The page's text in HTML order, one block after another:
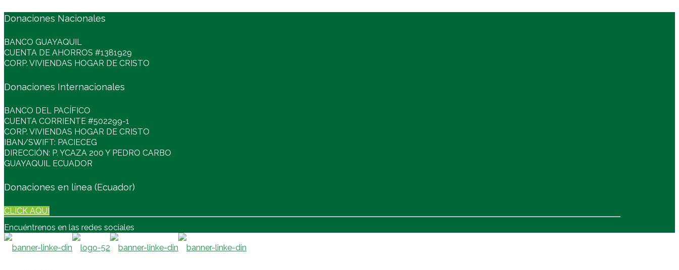
Donaciones Nacionales
BANCO GUAYAQUIL
CUENTA DE AHORROS #1381929
CORP. VIVIENDAS HOGAR DE CRISTO
Donaciones Internacionales
BANCO DEL PACÍFICO
CUENTA CORRIENTE #502299-1
CORP. VIVIENDAS HOGAR DE CRISTO
IBAN/SWIFT: PACIECEG
DIRECCIÓN: P. YCAZA 200 Y PEDRO CARBO
GUAYAQUIL ECUADOR
Donaciones en línea (Ecuador)
CLICK AQUI
Encuéntrenos en las redes sociales